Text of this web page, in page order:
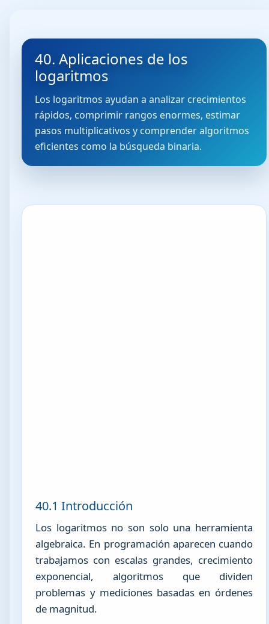
40. Aplicaciones de los
logaritmos
Los logaritmos ayudan a analizar crecimientos
rápidos, comprimir rangos enormes, estimar
pasos multiplicativos y comprender algoritmos
eficientes como la búsqueda binaria.
40.1 Introducción
Los logaritmos no son solo una herramienta
algebraica. En programación aparecen cuando
trabajamos con escalas grandes, crecimiento
exponencial, algoritmos que dividen
problemas y mediciones basadas en órdenes
de magnitud.